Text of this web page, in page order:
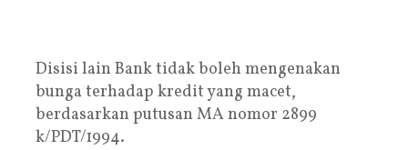
Disisi lain Bank tidak boleh mengenakan
bunga terhadap kredit yang macet,
berdasarkan putusan MA nomor 2899
k/PDT/1994.